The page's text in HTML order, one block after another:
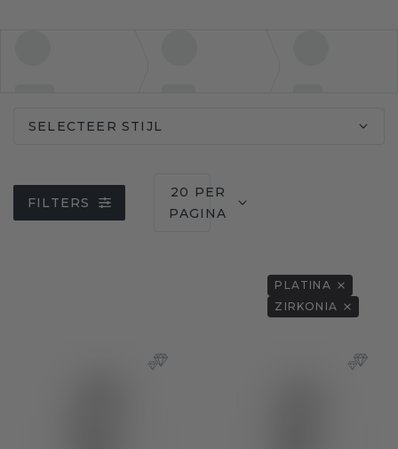
SELECTEER STIJL
FILTERS
20 PER
PAGINA
PLATINA
ZIRKONIA